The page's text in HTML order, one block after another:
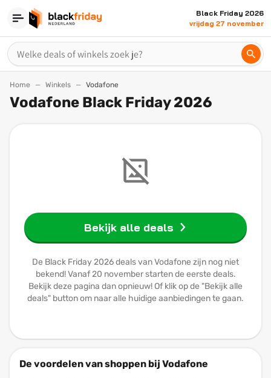
Black Friday 2026
vrijdag 27 november
Home Winkels Vodafone
Vodafone Black Friday 2026
Bekijk alle deals
De Black Friday 2026 deals van Vodafone zijn nog niet
bekend! Vanaf 20 november starten de eerste deals.
Bekijk deze pagina dan opnieuw! Of klik op de "Bekijk alle
deals" button om naar alle huidige aanbiedingen te gaan.
De voordelen van shoppen bij Vodafone